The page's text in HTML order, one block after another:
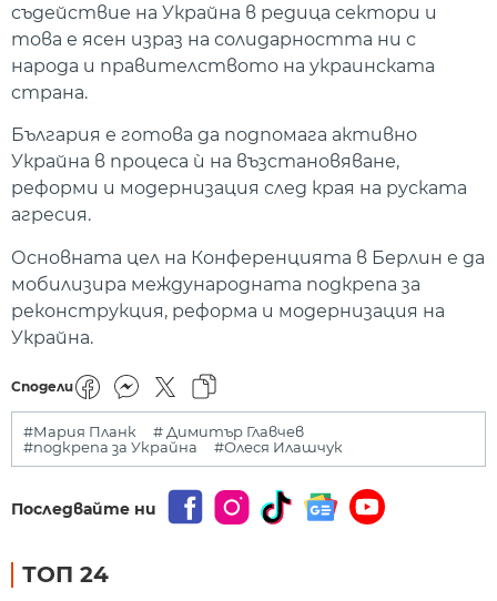
съдействие на Украйна в редица сектори и
това е ясен израз на солидарността ни с
народа и правителството на украинската
страна.
България е готова да подпомага активно
Украйна в процеса ѝ на възстановяване,
реформи и модернизация след края на руската
агресия.
Основната цел на Конференцията в Берлин е да
мобилизира международната подкрепа за
реконструкция, реформа и модернизация на
Украйна.
Сподели
#Мария Планк
# Димитър Главчев
#подкрепа за Украйна
#Олеся Илашчук
Последвайте ни
ТОП 24